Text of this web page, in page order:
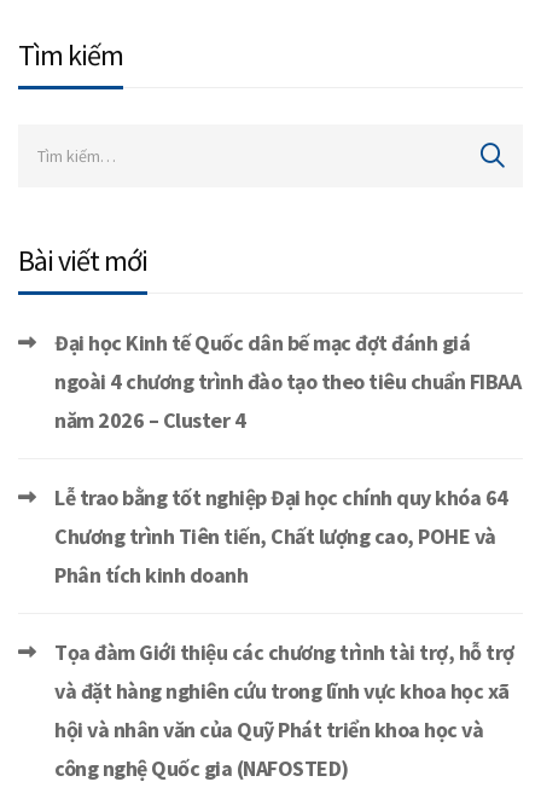
Tìm kiếm
Bài viết mới
Đại học Kinh tế Quốc dân bế mạc đợt đánh giá
ngoài 4 chương trình đào tạo theo tiêu chuẩn FIBAA
năm 2026 – Cluster 4
Lễ trao bằng tốt nghiệp Đại học chính quy khóa 64
Chương trình Tiên tiến, Chất lượng cao, POHE và
Phân tích kinh doanh
Tọa đàm Giới thiệu các chương trình tài trợ, hỗ trợ
và đặt hàng nghiên cứu trong lĩnh vực khoa học xã
hội và nhân văn của Quỹ Phát triển khoa học và
công nghệ Quốc gia (NAFOSTED)